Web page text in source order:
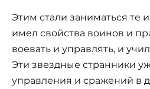
Этим стали заниматься те
имел свойства воинов и
воевать и управлять, и
Эти звездные странники
управления и сражений в